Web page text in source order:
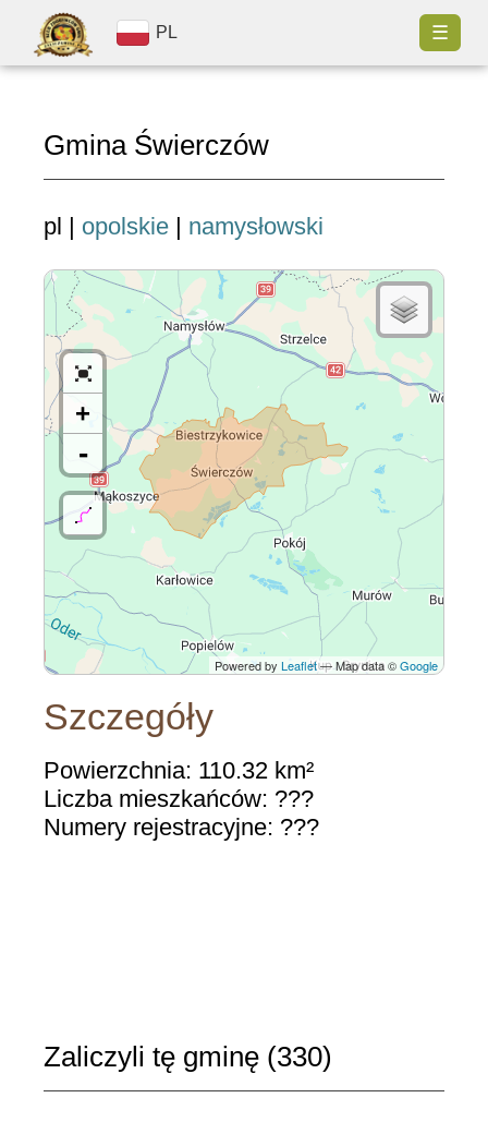
PL ☰
Gmina Świerczów
pl | opolskie | namysłowski
+
-
Powered by Leaflet— Map data ©Google
Szczegóły
Powierzchnia: 110.32 km²
Liczba mieszkańców: ???
Numery rejestracyjne: ???
Zaliczyli tę gminę (330)